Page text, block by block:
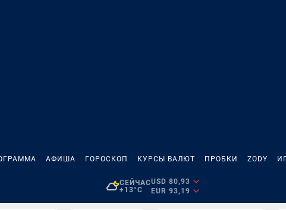
АФИША ГОРОСКОП КУРСЫ ВАЛЮТ ПРОБКИ ZODY
СЕЙЧАС
+13°C
USD 80,93
EUR 93,19